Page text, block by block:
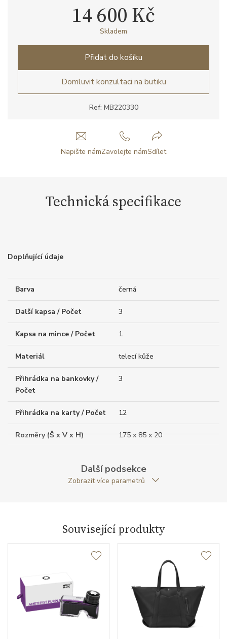
Ref: MB220330
14 600 Kč
Skladem
Přidat do košíku
Domluvit konzultaci na butiku
Napište námZavolejte námSdílet
Technická specifikace
Doplňující údaje
Barva černá
Další kapsa / Počet 3
Kapsa na mince / Počet 1
Materiál telecí kůže
Přihrádka na bankovky /
Počet
3
Přihrádka na karty / Počet 12
Rozměry (Š x V x H) 175 x 85 x 20
kovový zip
Další podsekce
Zobrazit více parametrů
Související produkty